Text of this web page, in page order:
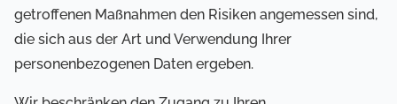
getroffenen Maßnahmen den Risiken angemessen sind,
die sich aus der Art und Verwendung Ihrer
personenbezogenen Daten ergeben.